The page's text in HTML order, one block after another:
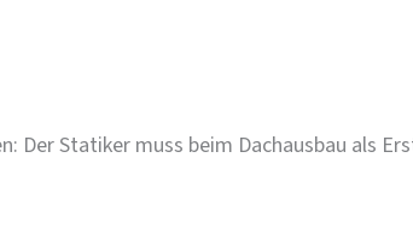
Der Statiker muss beim Dachausbau als